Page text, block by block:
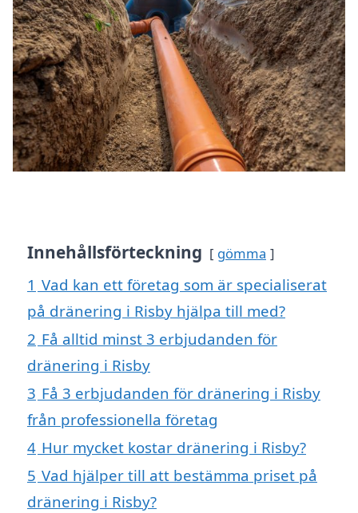
Innehållsförteckning gömma
1 Vad kan ett företag som är specialiserat
på dränering i Risby hjälpa till med?
2 Få alltid minst 3 erbjudanden för
dränering i Risby
3 Få 3 erbjudanden för dränering i Risby
från professionella företag
4 Hur mycket kostar dränering i Risby?
5 Vad hjälper till att bestämma priset på
dränering i Risby?